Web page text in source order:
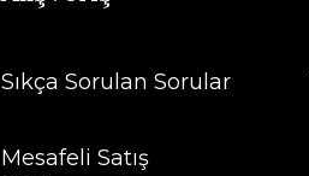
Sıkça Sorulan Sorular
Mesafeli Satış